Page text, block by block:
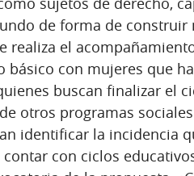
de forma de construir
realiza el
básico con mujeres que
buscan finalizar el
otros programas
identificar la incidencia
con ciclos